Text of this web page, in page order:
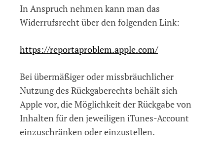
In Anspruch nehmen kann man das
Widerrufsrecht über den folgenden Link:
https://reportaproblem.apple.com/
Bei übermäßiger oder missbräuchlicher
Nutzung des Rückgaberechts behält sich
Apple vor, die Möglichkeit der Rückgabe von
Inhalten für den jeweiligen iTunes-Account
einzuschränken oder einzustellen.